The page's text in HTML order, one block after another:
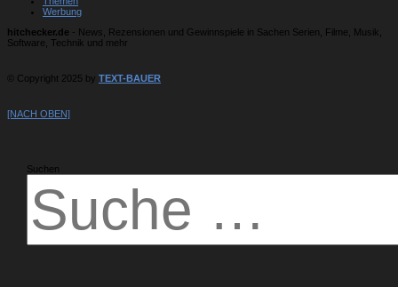
Werbung
hitchecker.de - News, Rezensionen und Gewinnspiele in Sachen Serien, Filme, Musik,
Software, Technik und mehr
© Copyright 2025 by TEXT-BAUER
[NACH OBEN]
Suchen